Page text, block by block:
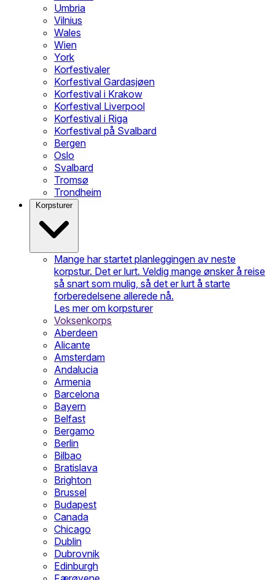
Umbria
Vilnius
Wales
Wien
York
Korfestivaler
Korfestival Gardasjøen
Korfestival i Krakow
Korfestival Liverpool
Korfestival i Riga
Korfestival på Svalbard
Bergen
Oslo
Svalbard
Tromsø
Trondheim
Korpsturer
Mange har startet planleggingen av neste
korpstur. Det er lurt. Veldig mange ønsker å reise
så snart som mulig, så det er lurt å starte
forberedelsene allerede nå.
Les mer om korpsturer
Voksenkorps
Aberdeen
Alicante
Amsterdam
Andalucia
Armenia
Barcelona
Bayern
Belfast
Bergamo
Berlin
Bilbao
Bratislava
Brighton
Brussel
Budapest
Canada
Chicago
Dublin
Dubrovnik
Edinburgh